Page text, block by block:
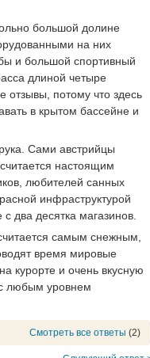
большой долине
на них
и большой спортивный
длиной четыре
потому что здесь
в крытом бассейне и
Сами австрийцы
настоящим
любителей санных
инфраструктурой
два десятка магазинов.
самым снежным,
время мировые
курорте и очень вкусную
любым уровнем
Смотреть все ответы (2)